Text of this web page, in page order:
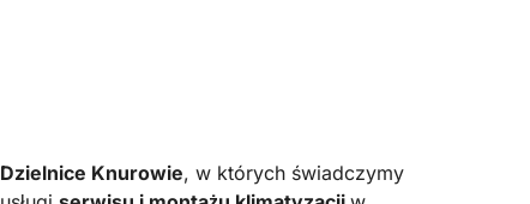
Dzielnice Knurowie, w których świadczymy